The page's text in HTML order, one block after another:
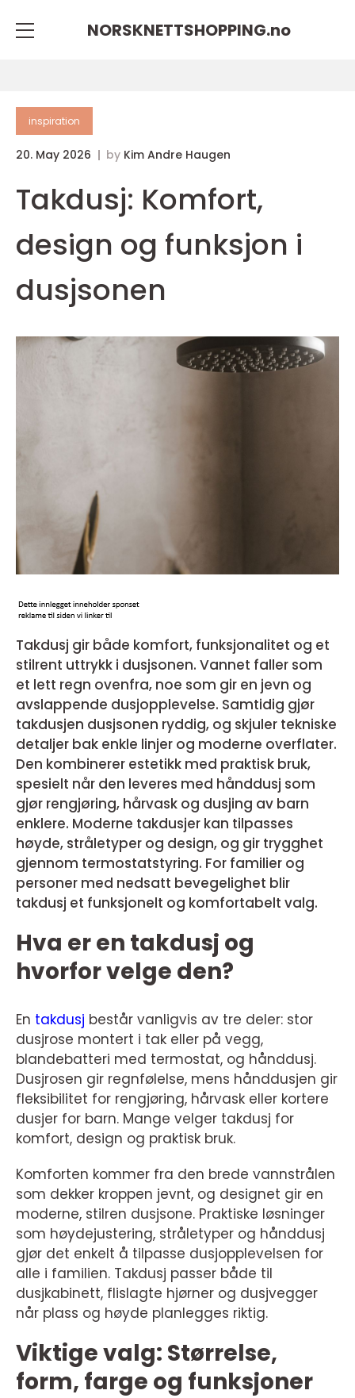
NORSKNETTSHOPPING.no
inspiration
20. May 2026 by Kim Andre Haugen
Takdusj: Komfort,
design og funksjon i
dusjsonen
Takdusj gir både komfort, funksjonalitet og et
stilrent uttrykk i dusjsonen. Vannet faller som
et lett regn ovenfra, noe som gir en jevn og
avslappende dusjopplevelse. Samtidig gjør
takdusjen dusjsonen ryddig, og skjuler tekniske
detaljer bak enkle linjer og moderne overflater.
Den kombinerer estetikk med praktisk bruk,
spesielt når den leveres med hånddusj som
gjør rengjøring, hårvask og dusjing av barn
enklere. Moderne takdusjer kan tilpasses
høyde, stråletyper og design, og gir trygghet
gjennom termostatstyring. For familier og
personer med nedsatt bevegelighet blir
takdusj et funksjonelt og komfortabelt valg.
Hva er en takdusj og
hvorfor velge den?
En takdusj består vanligvis av tre deler: stor
dusjrose montert i tak eller på vegg,
blandebatteri med termostat, og hånddusj.
Dusjrosen gir regnfølelse, mens hånddusjen gir
fleksibilitet for rengjøring, hårvask eller kortere
dusjer for barn. Mange velger takdusj for
komfort, design og praktisk bruk.
Komforten kommer fra den brede vannstrålen
som dekker kroppen jevnt, og designet gir en
moderne, stilren dusjsone. Praktiske løsninger
som høydejustering, stråletyper og hånddusj
gjør det enkelt å tilpasse dusjopplevelsen for
alle i familien. Takdusj passer både til
dusjkabinett, flislagte hjørner og dusjvegger
når plass og høyde planlegges riktig.
Viktige valg: Størrelse,
form, farge og funksjoner